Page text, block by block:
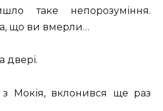
таке непорозуміння.
що ви вмерли…
двері.
Мокія, вклонився ще раз